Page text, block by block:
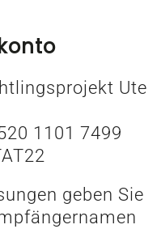
Ute
1101 7499
geben Sie